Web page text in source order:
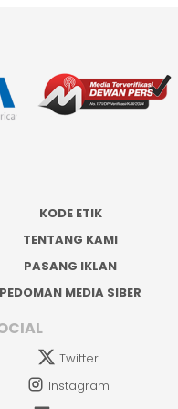
KODE ETIK
TENTANG KAMI
PASANG IKLAN
PEDOMAN MEDIA SIBER
Twitter
Instagram